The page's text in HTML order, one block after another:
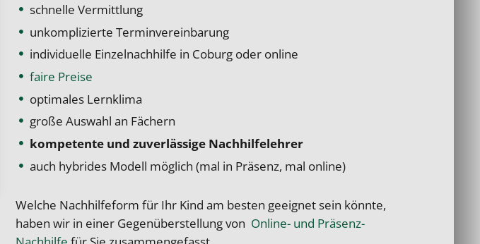
schnelle Vermittlung
unkomplizierte Terminvereinbarung
individuelle Einzelnachhilfe in Coburg oder online
faire Preise
optimales Lernklima
große Auswahl an Fächern
kompetente und zuverlässige Nachhilfelehrer
auch hybrides Modell möglich (mal in Präsenz, mal online)
Welche Nachhilfeform für Ihr Kind am besten geeignet sein könnte,
haben wir in einer Gegenüberstellung von Online- und Präsenz-